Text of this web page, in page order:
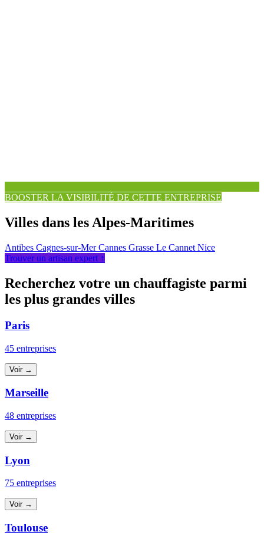
BOOSTER LA VISIBILITÉ DE CETTE ENTREPRISE
Villes dans les Alpes-Maritimes
Antibes Cagnes-sur-MerCannes Grasse Le Cannet Nice
Trouver un artisan expert ↑
Recherchez votre un chauffagiste parmi
les plus grandes villes
Paris
45 entreprises
Voir →
Marseille
48 entreprises
Voir →
Lyon
75 entreprises
Voir →
Toulouse